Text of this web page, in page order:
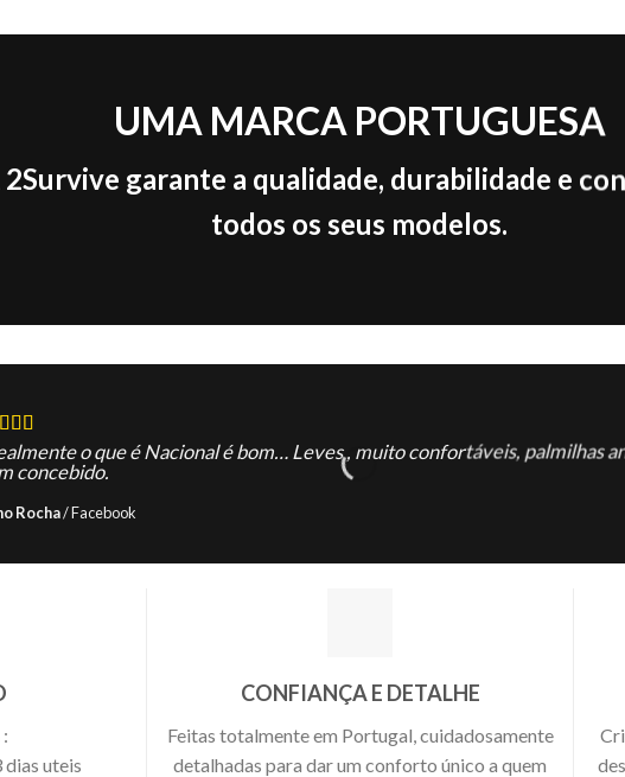
UMA MARCA PORTUGUESA
2Survive garante a qualidade, durabilidade e
todos os seus modelos.
o que é Nacional é bom… Leves , muito confortáveis, palmilhas
concebido.
Rocha /Facebook
uteis
CONFIANÇA E DETALHE
Feitas totalmente em Portugal, cuidadosamente
detalhadas para dar um conforto único a quem